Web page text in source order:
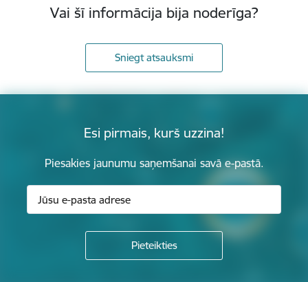
Vai šī informācija bija noderīga?
Sniegt atsauksmi
Esi pirmais, kurš uzzina!
Piesakies jaunumu saņemšanai savā e-pastā.